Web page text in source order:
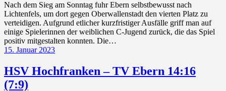
Nach dem Sieg am Sonntag fuhr Ebern selbstbewusst nach
Lichtenfels, um dort gegen Oberwallenstadt den vierten Platz zu
verteidigen. Aufgrund etlicher kurzfristiger Ausfälle griff man auf
einige Spielerinnen der weiblichen C-Jugend zurück, die das Spiel
positiv mitgestalten konnten. Die…
15. Januar 2023
HSV Hochfranken – TV Ebern 14:16
(7:9)